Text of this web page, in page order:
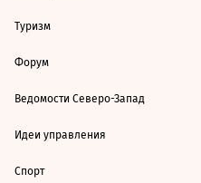
Туризм
Форум
Ведомости Северо-Запад
Идеи управления
Спорт